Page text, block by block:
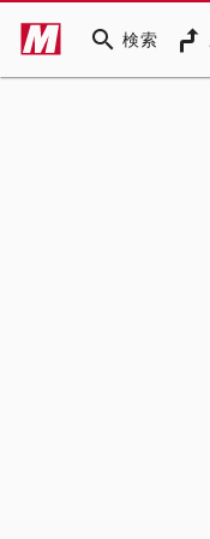
search 検索